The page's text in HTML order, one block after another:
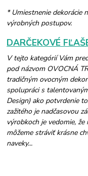
* Umiestnenie dekorácie
výrobných postupov.
DARČEKOVÉ
V tejto kategórií Vám
pod názvom OVOCNÁ
tradičným ovocným
spolupráci s
Design) ako potvrdenie
zažitého je nadčasovou
výrobkoch je vedomie,
môžeme stráviť krásne
naveky...